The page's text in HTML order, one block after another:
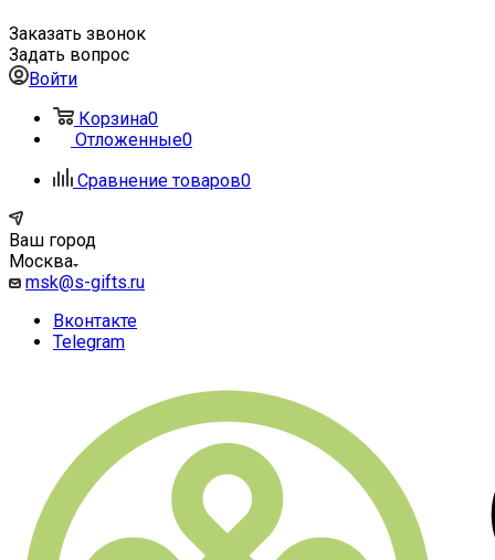
Заказать звонок
Задать вопрос
Войти
Корзина0
Отложенные0
Сравнение товаров0
Ваш город
Москва
msk@s-gifts.ru
Вконтакте
Telegram